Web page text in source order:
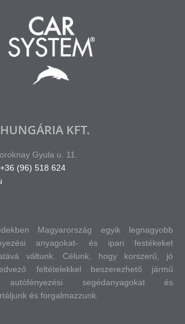
KFT.
Gyula u. 11.
+36 (96) 518 624
Magyarország egyik legnagyobb
anyagokat- és ipari festékeket
váltunk. Célunk, hogy korszerű, jó
feltételekkel beszerezhető jármű
autófényezési segédanyagokat és
és forgalmazzunk.